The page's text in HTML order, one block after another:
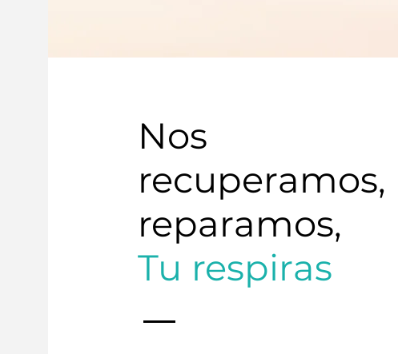
Nos
recuperamos,
reparamos,
Tu respiras